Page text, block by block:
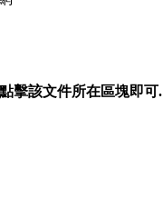
擊該文件所在區塊即可.